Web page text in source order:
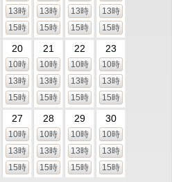
13時
15時
13時
15時
13時
15時
13時
15時
20
10時
13時
15時
21
10時
13時
15時
22
10時
13時
15時
23
10時
13時
15時
27
10時
13時
15時
28
10時
13時
15時
29
10時
13時
15時
30
10時
13時
15時